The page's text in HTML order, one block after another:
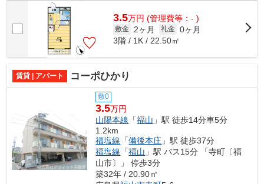
3.5万円 (管理費等：- )
敷金 2ヶ月 礼金 0ヶ月
3階 / 1K / 22.50㎡
賃貸 | アパート コーポひかり
敷0
3.5万円
山陽本線 「福山 」駅 徒歩14分車5分
1.2km
福塩線 「備後本庄 」駅 徒歩37分
福塩線 「福山 」駅 バス15分 「寺町〔福
山市〕」 停歩3分
築32年 / 20.90㎡